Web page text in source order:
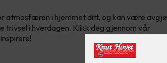
atmosfæren i hjemmet ditt, og kan være
trivsel i hverdagen. Klikk deg gjennom vår